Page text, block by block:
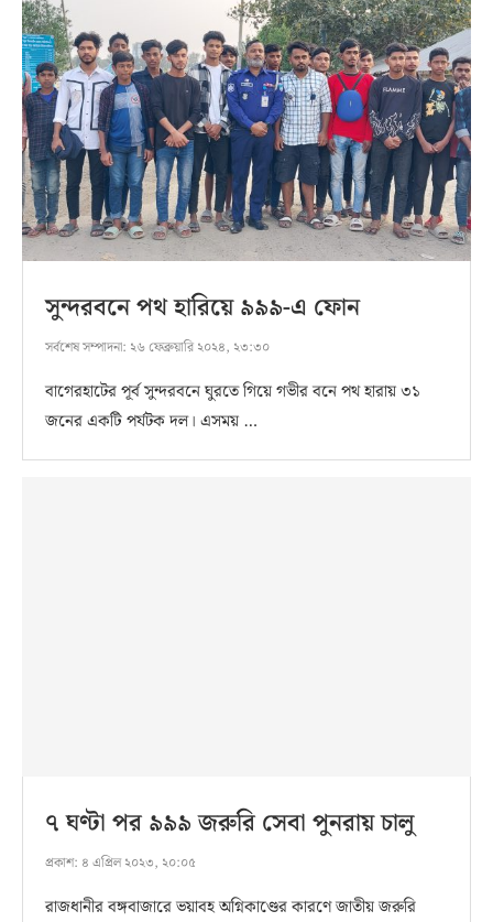
সুন্দরবনে পথ হারিয়ে ৯৯৯-এ ফোন
সর্বশেষ সম্পাদনা: ২৬ ফেব্রুয়ারি ২০২৪, ২৩:৩০
বাগেরহাটের পূর্ব সুন্দরবনে ঘুরতে গিয়ে গভীর বনে পথ হারায় ৩১
জনের একটি পর্যটক দল। এসময় …
৭ ঘণ্টা পর ৯৯৯ জরুরি সেবা পুনরায় চালু
প্রকাশ: ৪ এপ্রিল ২০২৩, ২০:০৫
রাজধানীর বঙ্গবাজারে ভয়াবহ অগ্নিকাণ্ডের কারণে জাতীয় জরুরি